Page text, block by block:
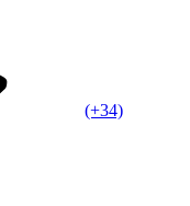
(+34)